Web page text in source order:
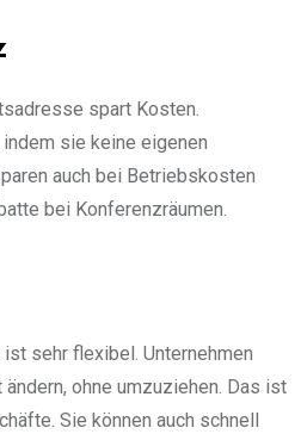
spart Kosten.
sie keine eigenen
auch bei Betriebskosten
bei Konferenzräumen.
sehr flexibel. Unternehmen
ohne umzuziehen. Das ist
Sie können auch schnell